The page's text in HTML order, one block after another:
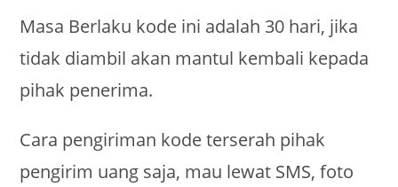
Masa Berlaku kode ini adalah 30 hari, jika
tidak diambil akan mantul kembali kepada
pihak penerima.
Cara pengiriman kode terserah pihak
pengirim uang saja, mau lewat SMS, foto